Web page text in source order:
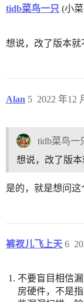
tidb菜鸟一只 (小
想说，改了版本就
Alan 2022 年12
5
tidb菜鸟一
想说，改了版
是的，就是想问
裤衩儿飞上天 6
不要盲目相信
房硬件，不是